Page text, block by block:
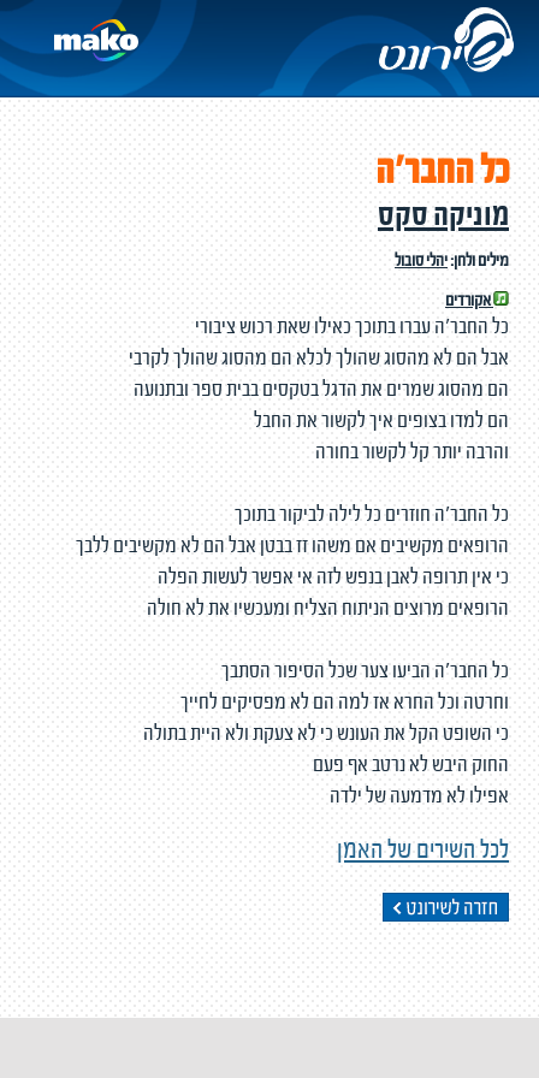
כל החבר'ה
מוניקה סקס
מילים ולחן:יהלי סובול
אקורדים
כל החבר'ה עברו בתוכך כאילו שאת רכוש ציבורי
אבל הם לא מהסוג שהולך לכלא הם מהסוג שהולך לקרבי
הם מהסוג שמרים את הדגל בטקסים בבית ספר ובתנועה
הם למדו בצופים איך לקשור את החבל
והרבה יותר קל לקשור בחורה
כל החבר'ה חוזרים כל לילה לביקור בתוכך
הרופאים מקשיבים אם משהו זז בבטן אבל הם לא מקשיבים ללבך
כי אין תרופה לאבן בנפש לזה אי אפשר לעשות הפלה
הרופאים מרוצים הניתוח הצליח ומעכשיו את לא חולה
כל החבר'ה הביעו צער שכל הסיפור הסתבך
וחרטה וכל החרא אז למה הם לא מפסיקים לחייך
כי השופט הקל את העונש כי לא צעקת ולא היית בתולה
החוק היבש לא נרטב אף פעם
אפילו לא מדמעה של ילדה
לכל השירים של האמן